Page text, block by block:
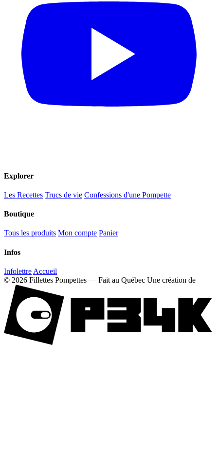
Explorer
Les Recettes Trucs de vie Confessions d'une Pompette
Boutique
Tous les produits Mon compte Panier
Infos
Infolettre Accueil
© 2026 Fillettes Pompettes — Fait au Québec Une création de